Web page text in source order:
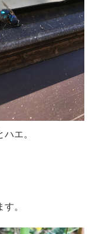
エ。
。